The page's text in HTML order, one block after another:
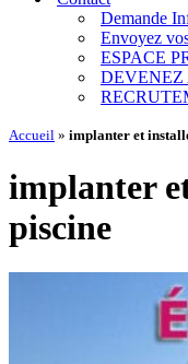
Demande
Envoyez
ESPACE
DEVENEZ
Accueil » implanter et
implanter
piscine